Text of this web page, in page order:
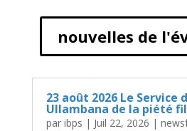
nouvelles de
23 août 2026 Le Service
Ullambana de la piété
par ibps | Juil 22, 2026 |